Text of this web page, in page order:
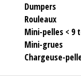
Dumpers
Rouleaux
Mini-pelles < 9
Mini-grues
Chargeuse-